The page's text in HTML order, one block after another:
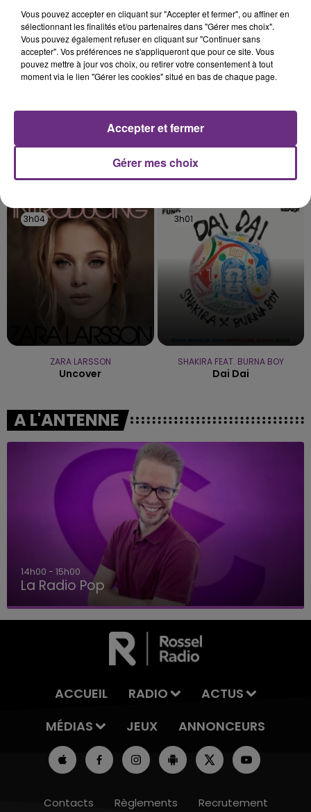
6 août 2026
L'ORDRE SUR LES CONDITIONS DE...
Alors que les dates de début des vendange 2026
s'est avéré être plus précoce que prévu,
l'inspection du Travail en profite pour rappeler
les conditions de...
TITRES DIFFUSÉS
3h04
3h04
ZARA LARSSON
Uncover
3h01
3h01
SHAKIRA FEAT. BURNA BOY
Dai Dai
A L'ANTENNE
15h00 - 19h00
Le Club Champagne FM
ACCUEIL RADIO
ACTUS
MÉDIAS
JEUX ANNONCEURS
Contacts Règlements Recrutement
Vous pouvez accepter en cliquant sur "Accepter et fermer", ou affiner en
sélectionnant les finalités et/ou partenaires dans "Gérer mes choix".
Vous pouvez également refuser en cliquant sur "Continuer sans
accepter". Vos préférences ne s'appliqueront que pour ce site. Vous
pouvez mettre à jour vos choix, ou retirer votre consentement à tout
moment via le lien "Gérer les cookies" situé en bas de chaque page.
Gérer mes choix
Accepter et fermer